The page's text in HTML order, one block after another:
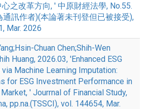
之改革方向, ' 中原財經法學, No.55.
通訊作者)(本論著未刊登但已被接受),
Mar. 2026
Chuan Chen;Shih-Wen
Huang, 2026.03, 'Enhanced ESG
Machine Learning Imputation:
for ESG Investment Performance in
' Jourrnal of Financial Study,
pp.na.(TSSCI), vol. 144654, Mar.